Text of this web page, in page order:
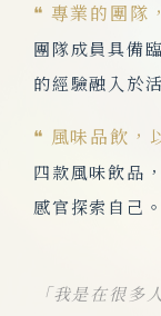
❝ 專業的團隊
團隊成員具備
的經驗融入於
❝ 風味品飲，
四款風味飲品
感官探索自己。
「我是在很多